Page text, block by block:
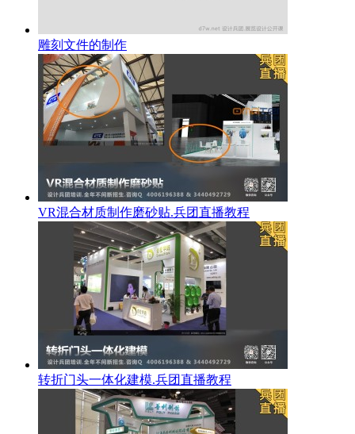
雕刻文件的制作
VR混合材质制作磨砂贴.兵团直播教程
转折门头一体化建模.兵团直播教程